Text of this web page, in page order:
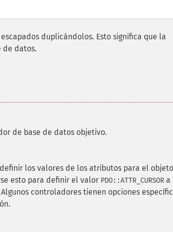
duplicándolos. Esto significa que la
de datos.
de base de datos objetivo.
los valores de los atributos para el objeto
esto para definir el valor PDO::ATTR_CURSOR a
controladores tienen opciones